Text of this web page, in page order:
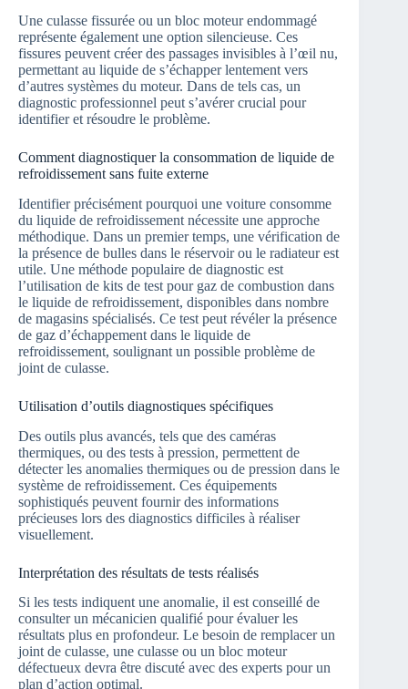
Une culasse fissurée ou un bloc moteur endommagé
représente également une option silencieuse. Ces
fissures peuvent créer des passages invisibles à l’œil nu,
permettant au liquide de s’échapper lentement vers
d’autres systèmes du moteur. Dans de tels cas, un
diagnostic professionnel peut s’avérer crucial pour
identifier et résoudre le problème.
Comment diagnostiquer la consommation de liquide de
refroidissement sans fuite externe
Identifier précisément pourquoi une voiture consomme
du liquide de refroidissement nécessite une approche
méthodique. Dans un premier temps, une vérification de
la présence de bulles dans le réservoir ou le radiateur est
utile. Une méthode populaire de diagnostic est
l’utilisation de kits de test pour gaz de combustion dans
le liquide de refroidissement, disponibles dans nombre
de magasins spécialisés. Ce test peut révéler la présence
de gaz d’échappement dans le liquide de
refroidissement, soulignant un possible problème de
joint de culasse.
Utilisation d’outils diagnostiques spécifiques
Des outils plus avancés, tels que des caméras
thermiques, ou des tests à pression, permettent de
détecter les anomalies thermiques ou de pression dans le
système de refroidissement. Ces équipements
sophistiqués peuvent fournir des informations
précieuses lors des diagnostics difficiles à réaliser
visuellement.
Interprétation des résultats de tests réalisés
Si les tests indiquent une anomalie, il est conseillé de
consulter un mécanicien qualifié pour évaluer les
résultats plus en profondeur. Le besoin de remplacer un
joint de culasse, une culasse ou un bloc moteur
défectueux devra être discuté avec des experts pour un
plan d’action optimal.